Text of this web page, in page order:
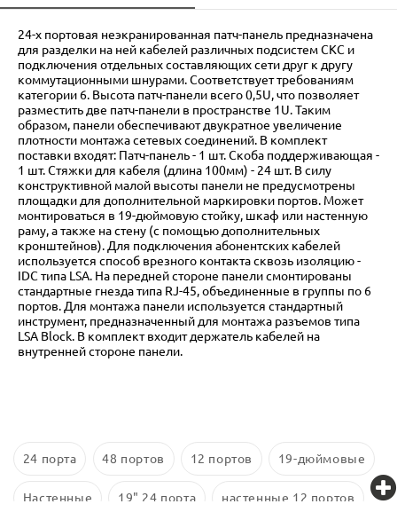
24-х портовая неэкранированная патч-панель предназначена
для разделки на ней кабелей различных подсистем СКС и
подключения отдельных составляющих сети друг к другу
коммутационными шнурами. Соответствует требованиям
категории 6. Высота патч-панели вcего 0,5U, что позволяет
разместить две патч-панели в пространстве 1U. Таким
образом, панели обеспечивают двукратное увеличение
плотности монтажа сетевых соединений. В комплект
поставки входят: Патч-панель - 1 шт. Скоба поддерживающая -
1 шт. Стяжки для кабеля (длина 100мм) - 24 шт. В силу
конструктивной малой высоты панели не предусмотрены
площадки для дополнительной маркировки портов. Может
монтироваться в 19-дюймовую стойку, шкаф или настенную
раму, а также на стену (с помощью дополнительных
кронштейнов). Для подключения абонентских кабелей
используется способ врезного контакта сквозь изоляцию -
IDC типа LSA. На передней стороне панели смонтированы
стандартные гнезда типа RJ-45, объединенные в группы по 6
портов. Для монтажа панели используется стандартный
инструмент, предназначенный для монтажа разъемов типа
LSA Block. В комплект входит держатель кабелей на
внутренней стороне панели.
24 порта 48 портов 12 портов 19-дюймовые
Настенные 19" 24 порта настенные 12 портов